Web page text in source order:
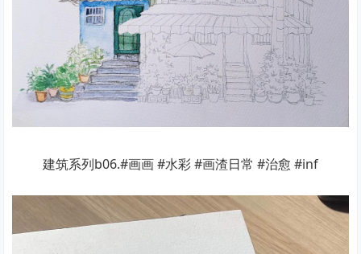
建筑系列b06.#画画 #水彩 #画渣日常 #治愈 #inf